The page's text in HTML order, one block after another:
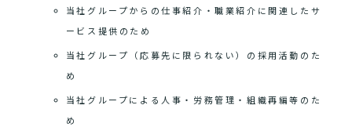
当社グループからの仕事紹介・職業紹介に関連したサ
ービス提供のため
当社グループ（応募先に限られない）の採用活動のた
め
当社グループによる人事・労務管理・組織再編等のた
め